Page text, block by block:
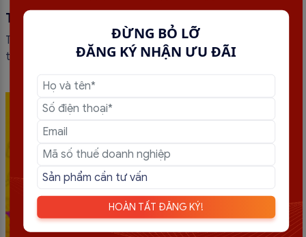
ĐỪNG BỎ LỠ
ĐĂNG KÝ NHẬN ƯU ĐÃI
HOÀN TẤT ĐĂNG KÝ!
Thông báo chuyển đổi hóa đơn điện tử theo
thông tư 78
Thông báo về việc chuyển đổi hóa đơn điện tử theo thông
tư 78